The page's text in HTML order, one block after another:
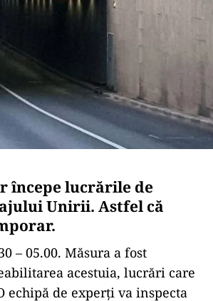
începe lucrările de
Unirii. Astfel că
– 05.00. Măsura a fost
acestuia, lucrări care
de experți va inspecta